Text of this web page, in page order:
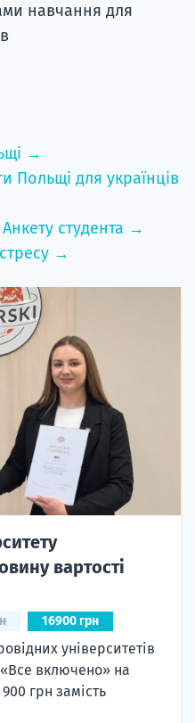
навчання для
→
Польщі для українців
студента →
→
вартості
16900 грн
університетів
включено» на
грн замість